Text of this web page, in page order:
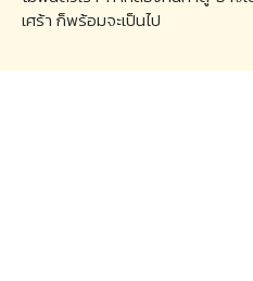
เศร้า ก็พร้อมจะเป็นไป